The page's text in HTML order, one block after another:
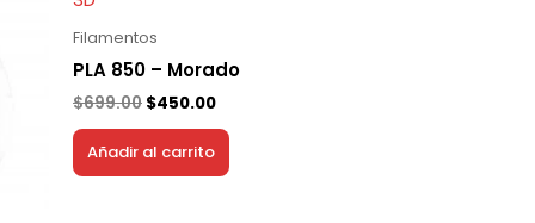
Filamentos
PLA 850 – Morado
$699.00
$699.00.
$450.00
Añadir al carrito